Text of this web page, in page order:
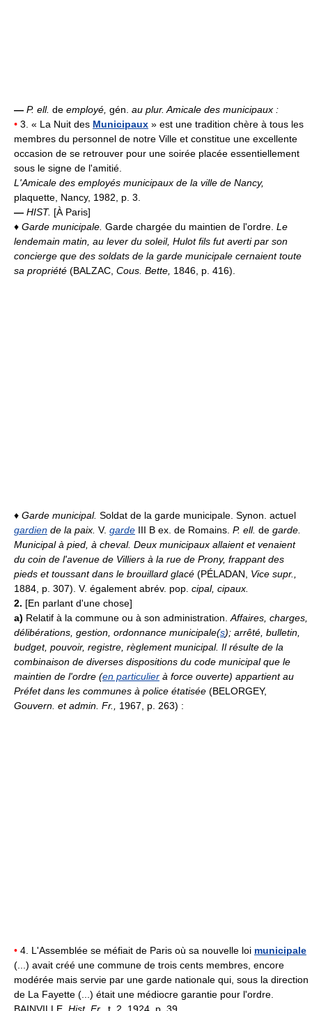
— P. ell. de employé, gén. au plur.Amicale des municipaux :
• 3. « La Nuit des Municipaux » est une tradition chère à tous les
membres du personnel de notre Ville et constitue une excellente
occasion de se retrouver pour une soirée placée essentiellement
sous le signe de l'amitié.
L'Amicale des employés municipaux de la ville de Nancy,
plaquette, Nancy, 1982, p. 3.
— HIST. [À Paris]
♦ Garde municipale. Garde chargée du maintien de l'ordre. Le
lendemain matin, au lever du soleil, Hulot fils fut averti par son
concierge que des soldats de la garde municipale cernaient toute
sa propriété (BALZAC, Cous. Bette, 1846, p. 416).
♦ Garde municipal. Soldat de la garde municipale. Synon. actuel
gardien de la paix. V. garde III B ex. de Romains. P. ell. de garde.
Municipal à pied, à cheval. Deux municipaux allaient et venaient
du coin de l'avenue de Villiers à la rue de Prony, frappant des
pieds et toussant dans le brouillard glacé (PÉLADAN, Vice supr.,
1884, p. 307). V. également abrév. pop. cipal, cipaux.
2. [En parlant d'une chose]
a) Relatif à la commune ou à son administration.Affaires, charges,
délibérations, gestion, ordonnance municipale(s); arrêté, bulletin,
budget, pouvoir, registre, règlement municipal. Il résulte de la
combinaison de diverses dispositions du code municipal que le
maintien de l'ordre (en particulier à force ouverte) appartient au
Préfet dans les communes à police étatisée (BELORGEY,
Gouvern. et admin. Fr., 1967, p. 263) :
• 4. L'Assemblée se méfiait de Paris où sa nouvelle loi municipale
(...) avait créé une commune de trois cents membres, encore
modérée mais servie par une garde nationale qui, sous la direction
de La Fayette (...) était une médiocre garantie pour l'ordre.